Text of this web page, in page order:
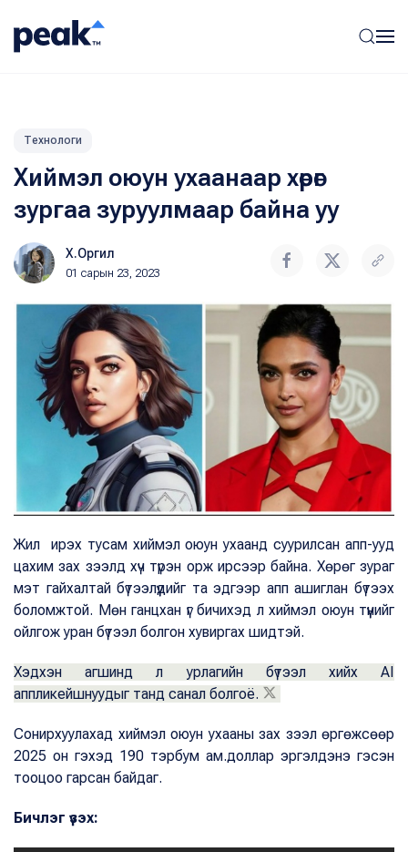
Технологи
Хиймэл оюун ухаанаар хөрөг
зургаа зуруулмаар байна уу
Х.Оргил
01 сарын 23, 2023
Жил ирэх тусам хиймэл оюун ухаанд суурилсан апп-ууд
цахим зах зээлд хүч түрэн орж ирсээр байна. Хөрөг зураг
мэт гайхалтай бүтээлүүдийг та эдгээр апп ашиглан бүтээх
боломжтой. Мөн ганцхан үг бичихэд л хиймэл оюун түүнийг
ойлгож уран бүтээл болгон хувиргах шидтэй.
Хэдхэн агшинд л урлагийн бүтээл хийх AI
аппликейшнуудыг танд санал болгоё.
Сонирхуулахад хиймэл оюун ухааны зах зээл өргөжсөөр
2025 он гэхэд 190 тэрбум ам.доллар эргэлдэнэ гэсэн
тооцоо гарсан байдаг.
Бичлэг үзэх: